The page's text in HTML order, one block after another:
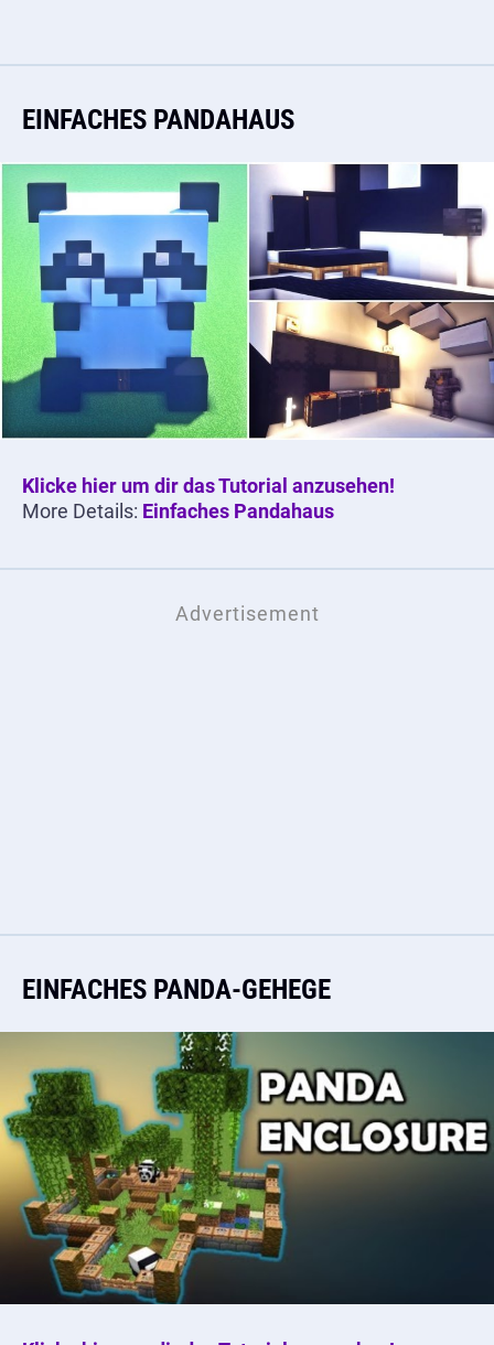
EINFACHES PANDAHAUS
Klicke hier um dir das Tutorial anzusehen!
More Details: Einfaches Pandahaus
EINFACHES PANDA-GEHEGE